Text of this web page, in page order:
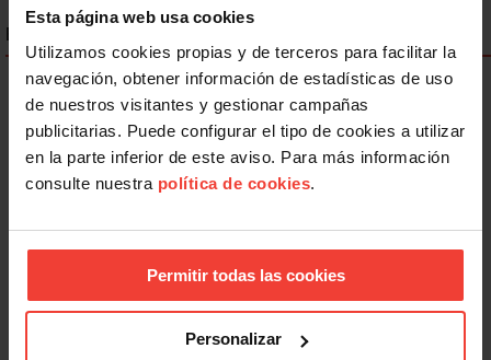
Esta página web usa cookies
Utilizamos cookies propias y de terceros para facilitar la
navegación, obtener información de estadísticas de uso
de nuestros visitantes y gestionar campañas
publicitarias. Puede configurar el tipo de cookies a utilizar
en la parte inferior de este aviso. Para más información
consulte nuestra política de cookies.
Permitir todas las cookies
Personalizar
ENLACES DESTACADOS